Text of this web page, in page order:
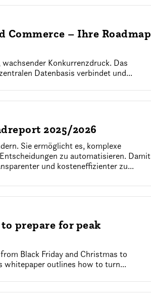
Commerce – Ihre Roadmap
Konkurrenzdruck. Das
Datenbasis verbindet und...
2025/2026
Sie ermöglicht es, komplexe
zu automatisieren. Damit
und kosteneffizienter zu...
prepare for peak
Black Friday and Christmas to
whitepaper outlines how to turn...